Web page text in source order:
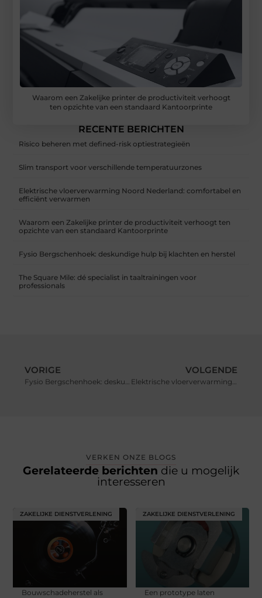
Waarom een Zakelijke printer de productiviteit verhoogt
ten opzichte van een standaard Kantoorprinte
RECENTE BERICHTEN
Risico beheren met defined-risk optiestrategieën
Slim transport voor verschillende temperatuurzones
Elektrische vloerverwarming Noord Nederland: comfortabel en
efficiënt verwarmen
Waarom een Zakelijke printer de productiviteit verhoogt ten
opzichte van een standaard Kantoorprinte
Fysio Bergschenhoek: deskundige hulp bij klachten en herstel
The Square Mile: dé specialist in taaltrainingen voor
professionals
VORIGE
Fysio Bergschenhoek: deskundige hulp bij klachten en herstel
VOLGENDE
Elektrische vloerverwarming Noord Nederland: comfortabel en efficiënt verwarmen
VERKEN ONZE BLOGS
Gerelateerde berichten die u mogelijk
interesseren
ZAKELIJKE DIENSTVERLENING
Bouwschadeherstel als
ZAKELIJKE DIENSTVERLENING
Een prototype laten